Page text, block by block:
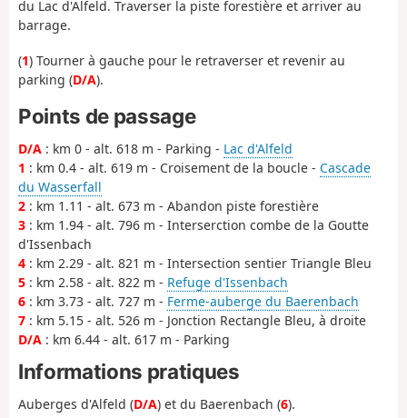
du Lac d'Alfeld. Traverser la piste forestière et arriver au
barrage.
(1) Tourner à gauche pour le retraverser et revenir au
parking (D/A).
Points de passage
D/A : km 0 - alt. 618 m - Parking - Lac d'Alfeld
1 : km 0.4 - alt. 619 m - Croisement de la boucle - Cascade
du Wasserfall
2 : km 1.11 - alt. 673 m - Abandon piste forestière
3 : km 1.94 - alt. 796 m - Interserction combe de la Goutte
d'Issenbach
4 : km 2.29 - alt. 821 m - Intersection sentier Triangle Bleu
5 : km 2.58 - alt. 822 m - Refuge d'Issenbach
6 : km 3.73 - alt. 727 m - Ferme-auberge du Baerenbach
7 : km 5.15 - alt. 526 m - Jonction Rectangle Bleu, à droite
D/A : km 6.44 - alt. 617 m - Parking
Informations pratiques
Auberges d'Alfeld (D/A) et du Baerenbach (6).